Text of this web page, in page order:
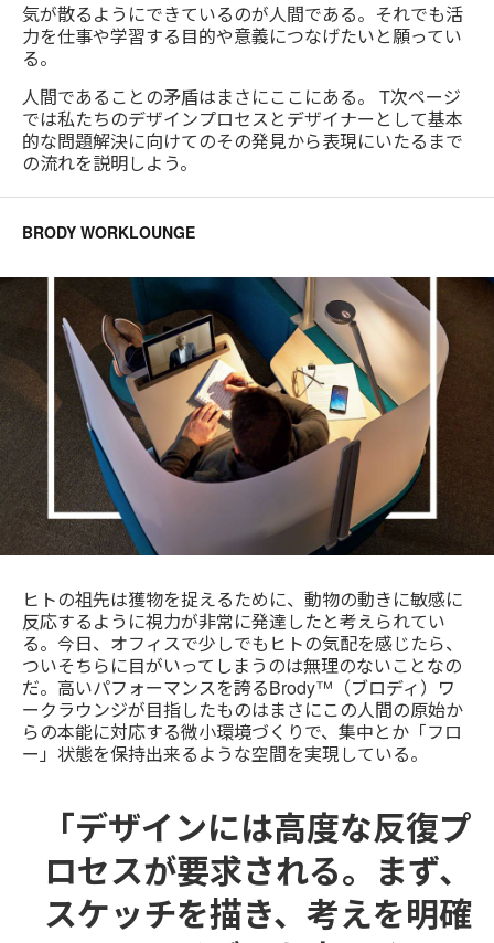
気が散るようにできているのが人間である。それでも活
力を仕事や学習する目的や意義につなげたいと願ってい
る。
人間であることの矛盾はまさにここにある。 T次ページ
では私たちのデザインプロセスとデザイナーとして基本
的な問題解決に向けてのその発見から表現にいたるまで
の流れを説明しよう。
BRODY WORKLOUNGE
ヒトの祖先は獲物を捉えるために、動物の動きに敏感に
反応するように視力が非常に発達したと考えられてい
る。今日、オフィスで少しでもヒトの気配を感じたら、
ついそちらに目がいってしまうのは無理のないことなの
だ。高いパフォーマンスを誇るBrody™（ブロディ）ワ
ークラウンジが目指したものはまさにこの人間の原始か
らの本能に対応する微小環境づくりで、集中とか「フロ
ー」状態を保持出来るような空間を実現している。
「デザインには高度な反復プ
ロセスが要求される。まず、
スケッチを描き、考えを明確